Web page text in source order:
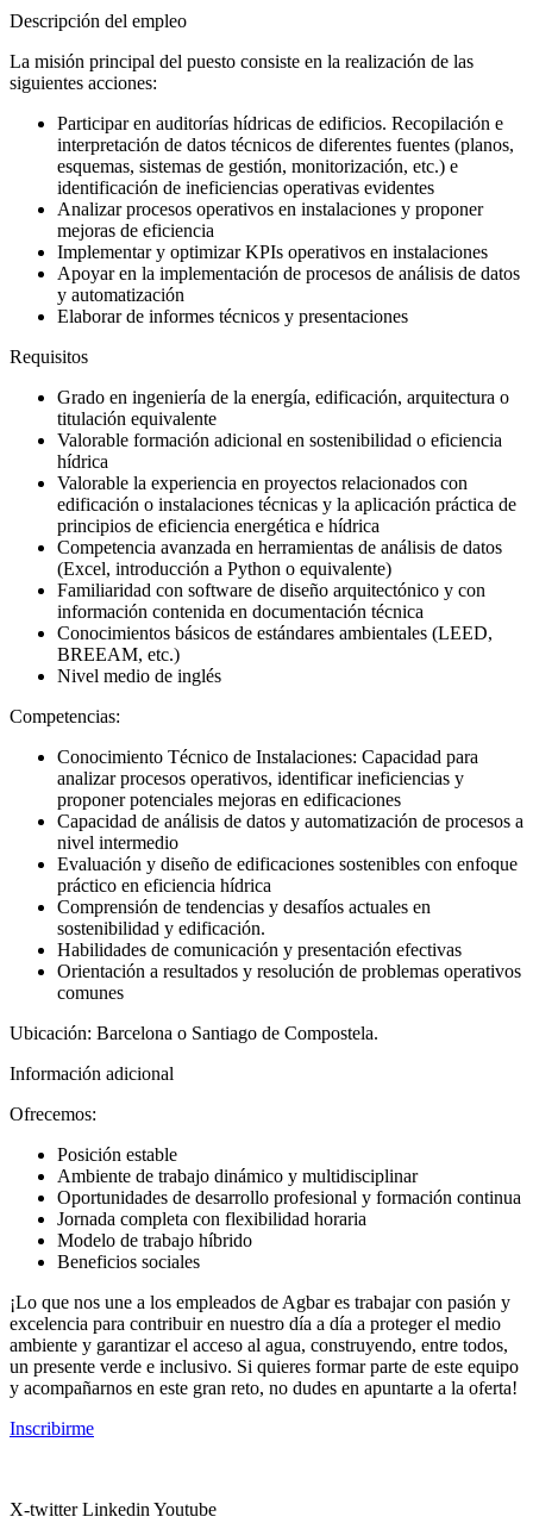
Descripción del empleo
La misión principal del puesto consiste en la realización de las
siguientes acciones:
Participar en auditorías hídricas de edificios. Recopilación e
interpretación de datos técnicos de diferentes fuentes (planos,
esquemas, sistemas de gestión, monitorización, etc.) e
identificación de ineficiencias operativas evidentes
Analizar procesos operativos en instalaciones y proponer
mejoras de eficiencia
Implementar y optimizar KPIs operativos en instalaciones
Apoyar en la implementación de procesos de análisis de datos
y automatización
Elaborar de informes técnicos y presentaciones
Requisitos
Grado en ingeniería de la energía, edificación, arquitectura o
titulación equivalente
Valorable formación adicional en sostenibilidad o eficiencia
hídrica
Valorable la experiencia en proyectos relacionados con
edificación o instalaciones técnicas y la aplicación práctica de
principios de eficiencia energética e hídrica
Competencia avanzada en herramientas de análisis de datos
(Excel, introducción a Python o equivalente)
Familiaridad con software de diseño arquitectónico y con
información contenida en documentación técnica
Conocimientos básicos de estándares ambientales (LEED,
BREEAM, etc.)
Nivel medio de inglés
Competencias:
Conocimiento Técnico de Instalaciones: Capacidad para
analizar procesos operativos, identificar ineficiencias y
proponer potenciales mejoras en edificaciones
Capacidad de análisis de datos y automatización de procesos a
nivel intermedio
Evaluación y diseño de edificaciones sostenibles con enfoque
práctico en eficiencia hídrica
Comprensión de tendencias y desafíos actuales en
sostenibilidad y edificación.
Habilidades de comunicación y presentación efectivas
Orientación a resultados y resolución de problemas operativos
comunes
Ubicación: Barcelona o Santiago de Compostela.
Información adicional
Ofrecemos:
Posición estable
Ambiente de trabajo dinámico y multidisciplinar
Oportunidades de desarrollo profesional y formación continua
Jornada completa con flexibilidad horaria
Modelo de trabajo híbrido
Beneficios sociales
¡Lo que nos une a los empleados de Agbar es trabajar con pasión y
excelencia para contribuir en nuestro día a día a proteger el medio
ambiente y garantizar el acceso al agua, construyendo, entre todos,
un presente verde e inclusivo. Si quieres formar parte de este equipo
y acompañarnos en este gran reto, no dudes en apuntarte a la oferta!
Inscribirme
X-twitter LinkedinYoutube